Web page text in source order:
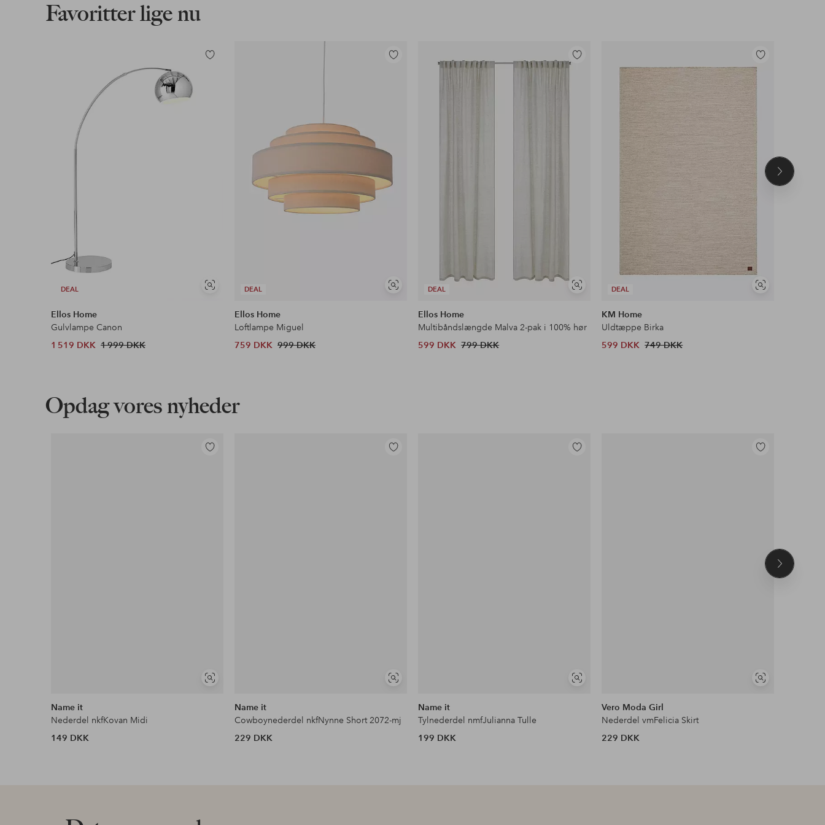
Favoritter lige nu
DEAL
Se
Tilføj
Ellos Home
Gulvlampe Canon
1 519 DKK 1 999 DKK
DEAL
Se
Tilføj
Ellos Home
Loftlampe Miguel
759 DKK 999 DKK
DEAL
Se
Tilføj
Ellos Home
Multibåndslængde Malva 2-pak i 100% hør
599 DKK 799 DKK
DEAL
Se
Tilføj
til
favoritter
KM Home
Uldtæppe Birka
599 DKK 749 DKK
Næste
Opdag vores nyheder
Se
Tilføj
Name it
Nederdel nkfKovan Midi
149 DKK
Se
Tilføj
Name it
Cowboynederdel nkfNynne Short 2072-mj
229 DKK
Se
Tilføj
Name it
Tylnederdel nmfJulianna Tulle
199 DKK
Se
Tilføj
Vero Moda Girl
Nederdel vmFelicia Skirt
229 DKK
Næste